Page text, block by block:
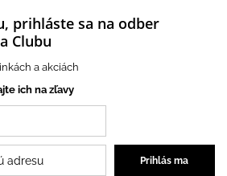
prihláste sa na odber
Clubu
a akciách
ich na zľavy